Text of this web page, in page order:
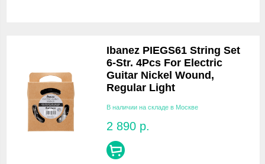
Ibanez PIEGS61 String Set
6-Str. 4Pcs For Electric
Guitar Nickel Wound,
Regular Light
В наличии на складе в Москве
2 890 р.